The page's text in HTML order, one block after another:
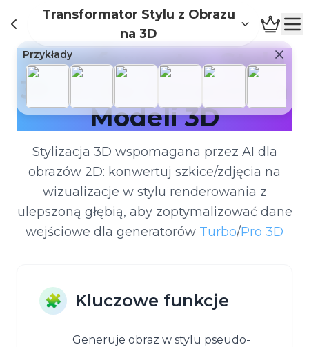
Transformator Stylu z Obrazu
na 3D
Transformator Stylu
3D AI dla Generatora
Modeli 3D
Stylizacja 3D wspomagana przez AI dla
obrazów 2D: konwertuj szkice/zdjęcia na
wizualizacje w stylu renderowania z
ulepszoną głębią, aby zoptymalizować dane
wejściowe dla generatorów Turbo/Pro 3D
🧩 Kluczowe funkcje
Generuje obraz w stylu pseudo-
Przykłady